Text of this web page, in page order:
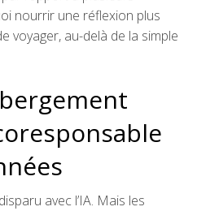
nourrir une réflexion plus
voyager, au-delà de la simple
avec l’IA. Mais les